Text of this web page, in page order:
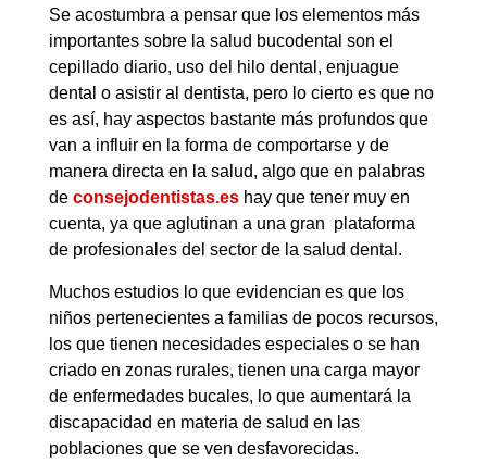
Se acostumbra a pensar que los elementos más
importantes sobre la salud bucodental son el
cepillado diario, uso del hilo dental, enjuague
dental o asistir al dentista, pero lo cierto es que no
es así, hay aspectos bastante más profundos que
van a influir en la forma de comportarse y de
manera directa en la salud, algo que en palabras
de consejodentistas.eshay que tener muy en
cuenta, ya que aglutinan a una gran plataforma
de profesionales del sector de la salud dental.
Muchos estudios lo que evidencian es que los
niños pertenecientes a familias de pocos recursos,
los que tienen necesidades especiales o se han
criado en zonas rurales, tienen una carga mayor
de enfermedades bucales, lo que aumentará la
discapacidad en materia de salud en las
poblaciones que se ven desfavorecidas.